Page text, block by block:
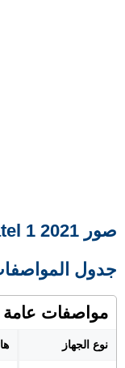
صور Alcatel 1 2021
جدول
مواصفات عامة
نوع الجهاز